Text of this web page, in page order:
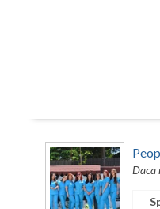
Daca